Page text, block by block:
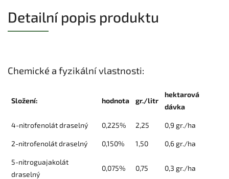
Detailní popis produktu
Chemické a fyzikální vlastnosti:
Složení: hodnota gr./litr
hektarová
dávka
4-nitrofenolát draselný 0,225% 2,25 0,9 gr./ha
2-nitrofenolát draselný 0,150% 1,50 0,6 gr./ha
5-nitroguajakolát
draselný
0,075% 0,75 0,3 gr./ha